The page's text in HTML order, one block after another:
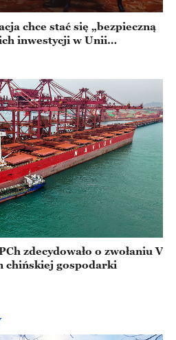
chce stać się „bezpieczną
inwestycji w Unii
zdecydowało o zwołaniu V
chińskiej gospodarki